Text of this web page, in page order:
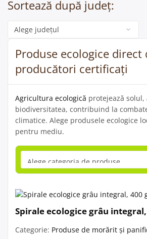
Sortează după județ:
Categorie
Produse ecologice direct
producători certificați
Agricultura ecologică protejează solul,
biodiversitatea, contribuind la
climatice. Alege produsele ecologice
pentru mediu.
Spirale ecologice grâu
Categorie: Produse de morărit și